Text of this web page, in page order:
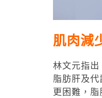
肌肉減
林文元指出
脂肪肝及
更困難，脂